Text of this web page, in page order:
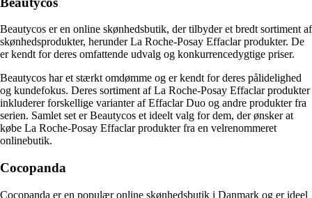
Beautycos er en online skønhedsbutik, der tilbyder et bredt sortiment af
skønhedsprodukter, herunder La Roche-Posay Effaclar produkter. De
er kendt for deres omfattende udvalg og konkurrencedygtige priser.
Beautycos har et stærkt omdømme og er kendt for deres pålidelighed
og kundefokus. Deres sortiment af La Roche-Posay Effaclar produkter
inkluderer forskellige varianter af Effaclar Duo og andre produkter fra
serien. Samlet set er Beautycos et ideelt valg for dem, der ønsker at
købe La Roche-Posay Effaclar produkter fra en velrenommeret
onlinebutik.
Cocopanda
Cocopanda er en populær online skønhedsbutik i Danmark og er ideel